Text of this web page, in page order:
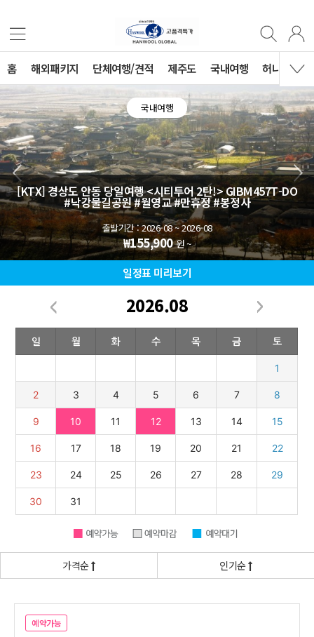
홈 해외패키지 단체여행/견적 제주도 국내여행 허니문
국내여행
[KTX] 경상도 안동 당일여행 <시티투어 2탄!>GIBM457T-DO
#낙강물길공원 #월영교 #만휴정 #봉정사
출발기간 : 2026-08 ~ 2026-08
₩155,900원 ~
일정표 미리보기
2026.08
가격순 인기순
예약가능